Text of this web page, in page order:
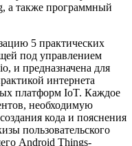
а также программный
5 практических
под управлением
и предназначена для
интернета
платформ IoT. Каждое
необходимую
кода и пояснения
пользовательского
Android Things-